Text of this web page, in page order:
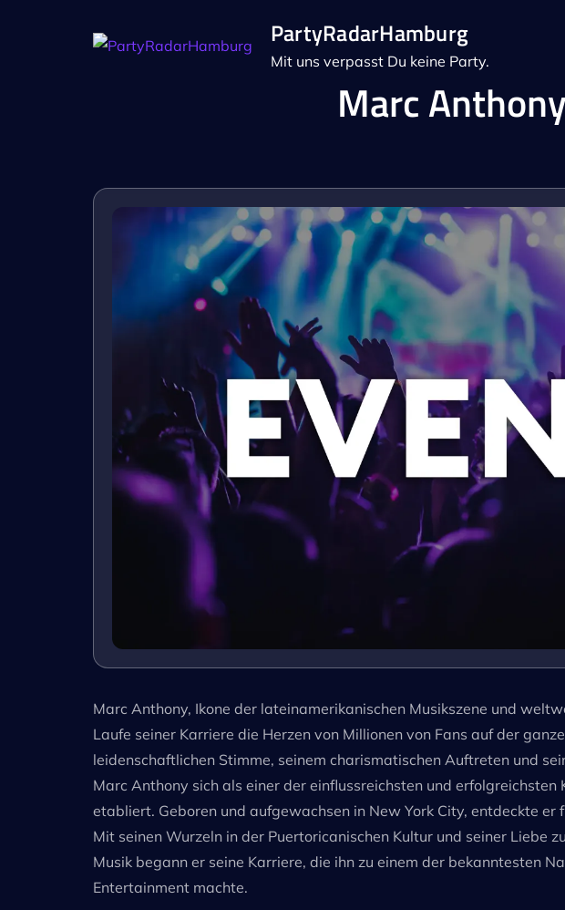
PartyRadarHamburg
Mit uns verpasst Du keine Party.
Marc
Marc Anthony, Ikone der lateinamerikanischen Musikszene und
Laufe seiner Karriere die Herzen von Millionen von Fans auf der
leidenschaftlichen Stimme, seinem charismatischen Auftreten und
Marc Anthony sich als einer der einflussreichsten und erfolgreichsten
etabliert. Geboren und aufgewachsen in New York City, entdeckte er
Mit seinen Wurzeln in der Puertoricanischen Kultur und seiner Liebe
Musik begann er seine Karriere, die ihn zu einem der bekanntesten
Entertainment machte.